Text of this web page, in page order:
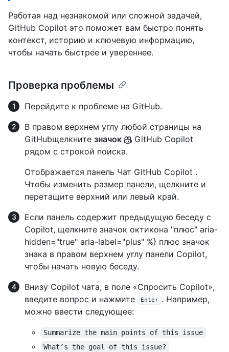
Работая над незнакомой или сложной задачей,
GitHub Copilot это поможет вам быстро понять
контекст, историю и ключевую информацию,
чтобы начать быстрее и увереннее.
Проверка проблемы
Перейдите к проблеме на GitHub.
В правом верхнем углу любой страницы на
GitHubщелкните значок
GitHub Copilot
рядом с строкой поиска.
Отображается панель Чат GitHub Copilot .
Чтобы изменить размер панели, щелкните и
перетащите верхний или левый край.
Если панель содержит предыдущую беседу с
Copilot, щелкните значок октикона "плюс" aria-
hidden="true" aria-label="plus" %} плюс значок
знака в правом верхнем углу панели Copilot,
чтобы начать новую беседу.
Внизу Copilot чата, в поле «Спросить Copilot»,
введите вопрос и нажмите
Enter . Например,
можно ввести следующее:
Summarize the main points of this issue
What’s the goal of this issue?